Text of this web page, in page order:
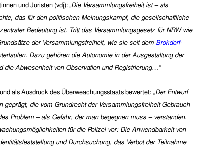
und Juristen (vdj): „Die Versammlungsfreiheit ist – als
das für den politischen Meinungskampf, die gesellschaftliche
Bedeutung ist. Tritt das Versammlungsgesetz für NRW wie
der Versammlungsfreiheit, wie sie seit dem Brokdorf-
Dazu gehören die Autonomie in der Ausgestaltung der
die Abwesenheit von Observation und Registrierung…“
als Ausdruck des Überweachungsstaats bewertet: „Der Entwurf
die vom Grundrecht der Versammlungsfreiheit Gebrauch
Problem – als Gefahr, der man begegnen muss – verstanden.
für die Polizei vor: Die Anwendbarkeit von
und Durchsuchung, das Verbot der Teilnahme